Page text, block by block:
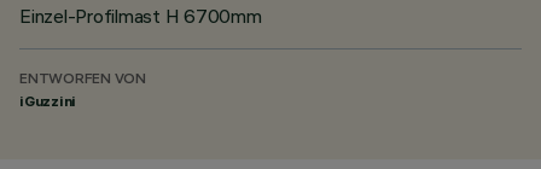
Einzel-Profilmast H 6700mm
ENTWORFEN VON
iGuzzini